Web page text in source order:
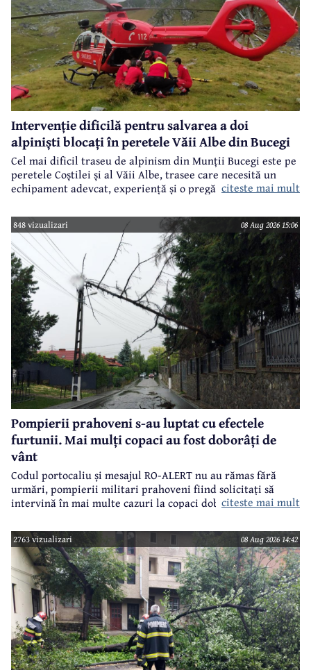
Intervenție dificilă pentru salvarea a doi
alpiniști blocați în peretele Văii Albe din Bucegi
Cel mai dificil traseu de alpinism din Munții Bucegi este pe
peretele Coștilei și al Văii Albe, trasee care necesită un
echipament adevcat, experiență și o pregătire specifică.
citeste mai mult
848 vizualizari 08 Aug 2026 15:06
Pompierii prahoveni s-au luptat cu efectele
furtunii. Mai mulți copaci au fost doborâți de
vânt
Codul portocaliu și mesajul RO-ALERT nu au rămas fără
urmări, pompierii militari prahoveni fiind solicitați să
intervină în mai multe cazuri la copaci doborâți în urma
citeste mai mult
2763 vizualizari 08 Aug 2026 14:42